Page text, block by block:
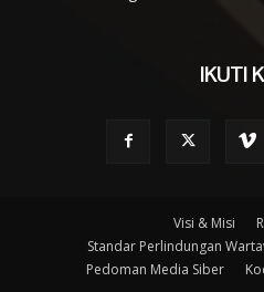
IKUTI
Visi & Misi
Standar Perlindungan
Pedoman Media Siber